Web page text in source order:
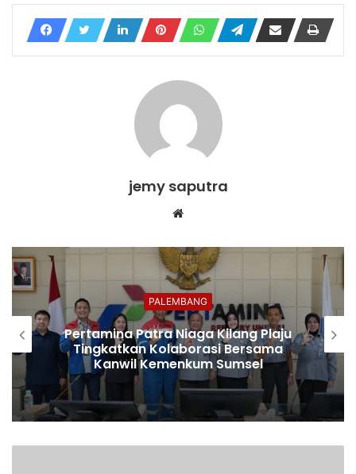
jemy saputra
Website
PALEMBANG
Pegadaian Salurkan Bantuan TJSL
untuk Nasabah Terdampak Musibah
Kebakaran di Palembang